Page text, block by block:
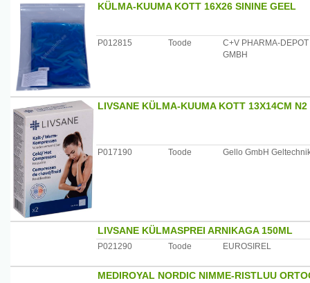
KÜLMA-KUUMA KOTT 16X26 SININE GEEL
P012815 Toode
C+V PHARMA-DEPOT
GMBH
LIVSANE KÜLMA-KUUMA KOTT 13X14CM N2
P017190 Toode Gello GmbH
LIVSANE KÜLMASPREI ARNIKAGA 150ML
P021290 Toode EUROSIREL
MEDIROYAL NORDIC NIMME-RISTLUU